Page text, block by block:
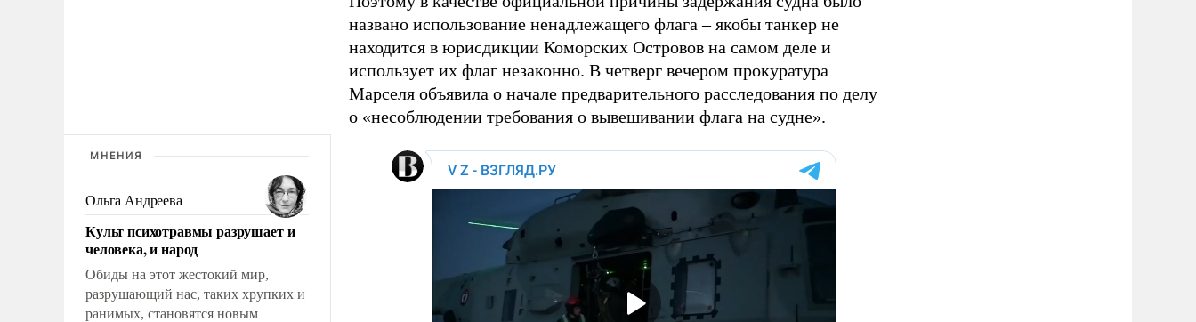
МНЕНИЯ
Ольга Андреева
Культ психотравмы разрушает и
человека, и народ
Обиды на этот жестокий мир,
разрушающий нас, таких хрупких и
ранимых, становятся новым
названо использование ненадлежащего флага – якобы танкер не
находится в юрисдикции Коморских Островов на самом деле и
использует их флаг незаконно. В четверг вечером прокуратура
Марселя объявила о начале предварительного расследования по делу
о «несоблюдении требования о вывешивании флага на судне».